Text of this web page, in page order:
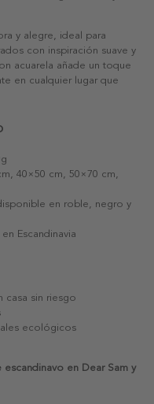
y alegre, ideal para
con inspiración suave y
acuarela añade un toque
en cualquier lugar que
40×50 cm, 50×70 cm,
en roble, negro y
Escandinavia
casa sin riesgo
ecológicos
en Dear Sam y